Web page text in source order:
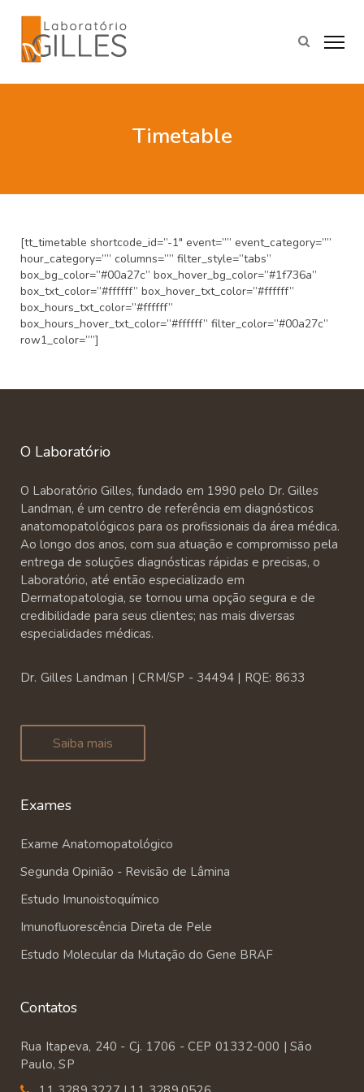
Timetable
[tt_timetable shortcode_id=”-1″ event=”” event_category=””
hour_category=”” columns=”” filter_style=”tabs”
box_bg_color=”#00a27c” box_hover_bg_color=”#1f736a”
box_txt_color=”#ffffff” box_hover_txt_color=”#ffffff”
box_hours_txt_color=”#ffffff”
box_hours_hover_txt_color=”#ffffff” filter_color=”#00a27c”
row1_color=””]
O Laboratório
O Laboratório Gilles, fundado em 1990 pelo Dr. Gilles
Landman, é um centro de referência em diagnósticos
anatomopatológicos para os profissionais da área médica.
Ao longo dos anos, com sua atuação e compromisso pela
entrega de soluções diagnósticas rápidas e precisas, o
Laboratório, até então especializado em
Dermatopatologia, se tornou uma opção segura e de
credibilidade para seus clientes; nas mais diversas
especialidades médicas.
Dr. Gilles Landman | CRM/SP - 34494 | RQE: 8633
Saiba mais
Exames
Exame Anatomopatológico
Segunda Opinião - Revisão de Lâmina
Estudo Imunoistoquímico
Imunofluorescência Direta de Pele
Estudo Molecular da Mutação do Gene BRAF
Contatos
Rua Itapeva, 240 - Cj. 1706 - CEP 01332-000 | São
Paulo, SP